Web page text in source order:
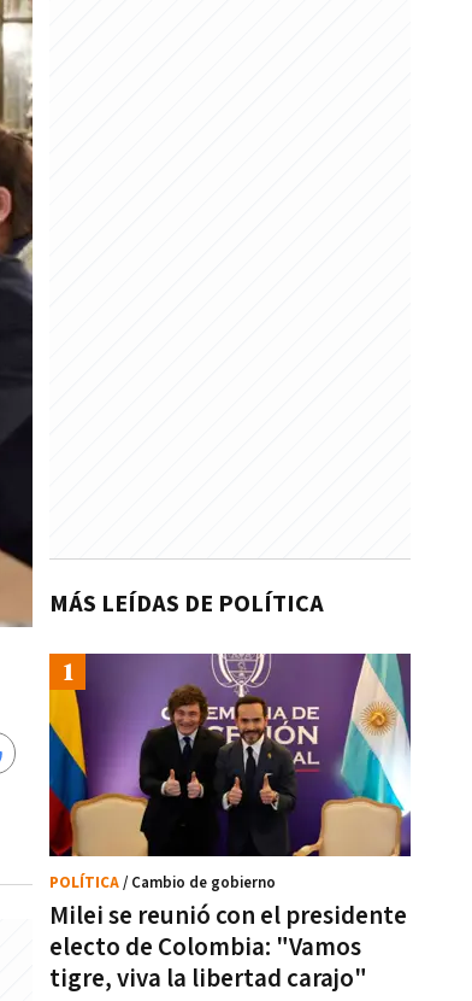
MÁS LEÍDAS DE POLÍTICA
Milei se reunió con el presidente
electo de Colombia: "Vamos
tigre, viva la libertad carajo"
POLÍTICA/ Cambio de gobierno